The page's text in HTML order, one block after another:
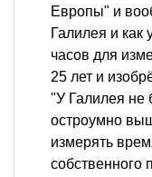
Европы" и
Галилея и как
часов для
25 лет и
"У Галилея не
остроумно
измерять
собственного